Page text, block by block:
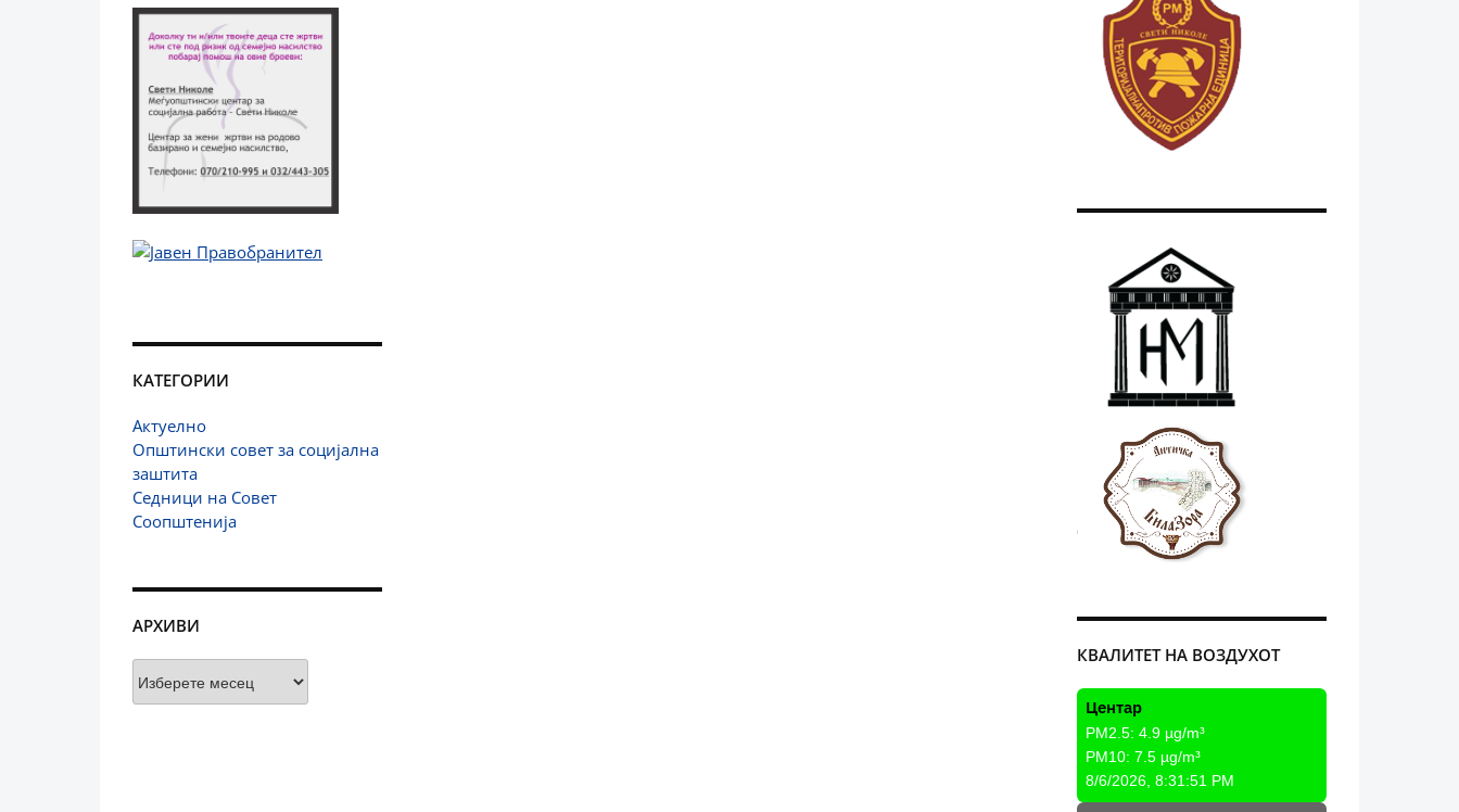
КАТЕГОРИИ
Актуелно
Општински совет за социјална
заштита
Седници на Совет
Соопштенија
АРХИВИ
КВАЛИТЕТ НА ВОЗДУХОТ
Центар
PM2.5: 4.9 µg/m³
PM10: 7.5 µg/m³
8/6/2026, 8:31:51 PM